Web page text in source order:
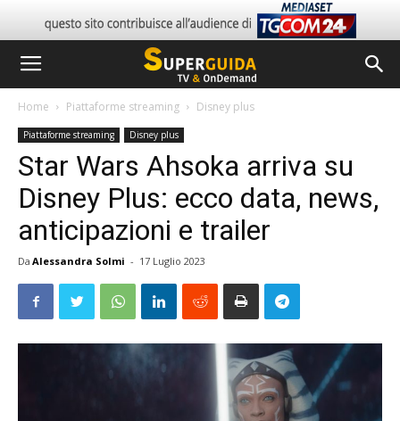
Home Piattaforme streaming Disney plus
Piattaforme streaming Disney plus
Star Wars Ahsoka arriva su
Disney Plus: ecco data, news,
anticipazioni e trailer
Da Alessandra Solmi - 17 Luglio 2023